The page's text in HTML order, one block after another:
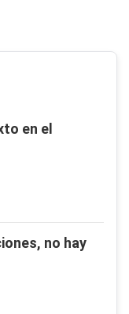
en el
no hay